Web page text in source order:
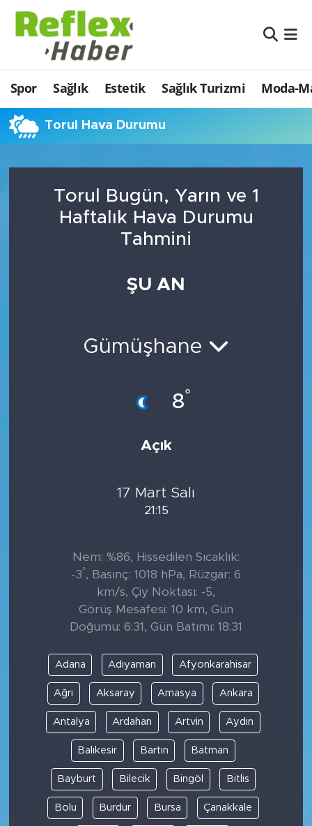
Spor Sağlık Estetik Sağlık Turizmi Moda-
Torul Hava Durumu
Torul Bugün, Yarın ve 1
Haftalık Hava Durumu
Tahmini
ŞU AN
Gümüşhane
8°
Açık
17 Mart Salı
21:15
Nem: %86, Hissedilen Sıcaklık:
-3°, Basınç: 1018 hPa, Rüzgar: 6
km/s, Çiy Noktası: -5,
Görüş Mesafesi: 10 km, Gün
Doğumu: 6:31, Gün Batımı: 18:31
Adana Adıyaman Afyonkarahisar
Ağrı Aksaray Amasya Ankara
Antalya Ardahan Artvin Aydın
Balıkesir Bartın Batman
Bayburt Bilecik Bingöl Bitlis
Bolu Burdur Bursa Çanakkale
Eğitim
Estetik
Firmalardan
İş ve Ekonomi
Moda-Magazin-Eğlence
Nöbetçi Eczaneler
Hava Durumu
Namaz Vakitleri
Şampiyonlar Ligi Puan Durumu ve Fikstür
Tüm Manşetler